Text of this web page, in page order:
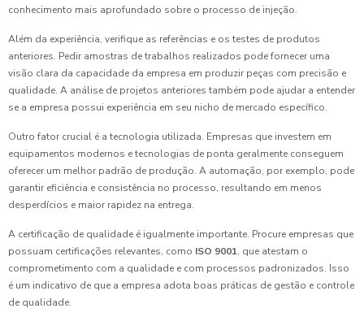
conhecimento mais aprofundado sobre o processo de injeção.
Além da experiência, verifique as referências e os testes de produtos
anteriores. Pedir amostras de trabalhos realizados pode fornecer uma
visão clara da capacidade da empresa em produzir peças com precisão e
qualidade. A análise de projetos anteriores também pode ajudar a entender
se a empresa possui experiência em seu nicho de mercado específico.
Outro fator crucial é a tecnologia utilizada. Empresas que investem em
equipamentos modernos e tecnologias de ponta geralmente conseguem
oferecer um melhor padrão de produção. A automação, por exemplo, pode
garantir eficiência e consistência no processo, resultando em menos
desperdícios e maior rapidez na entrega.
A certificação de qualidade é igualmente importante. Procure empresas que
possuam certificações relevantes, como ISO 9001, que atestam o
comprometimento com a qualidade e com processos padronizados. Isso
é um indicativo de que a empresa adota boas práticas de gestão e controle
de qualidade.